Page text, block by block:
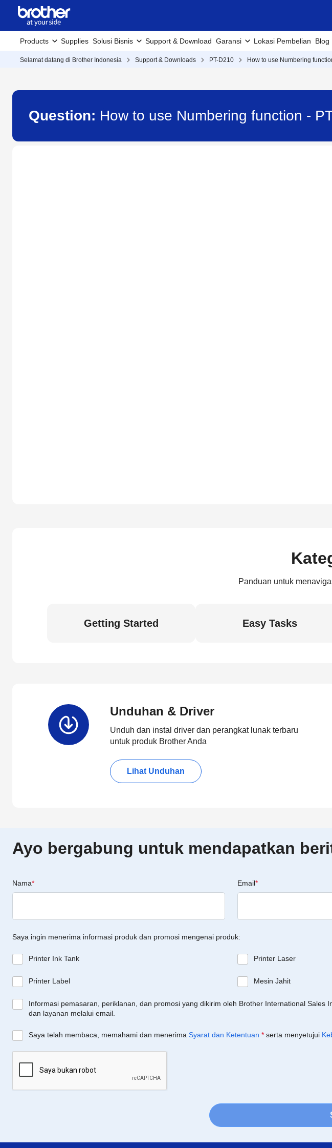
Products Supplies Solusi Bisnis Support & Download Garansi Lokasi Pembelian Blog
Selamat datang di Brother Indonesia Support & Downloads PT-D210 How to use Numbering
Question: How to use Numbering function -
Panduan untuk
Getting Started Easy Tasks
Unduhan & Driver
Unduh dan instal driver dan perangkat lunak terbaru
untuk produk Brother Anda
Lihat Unduhan
Ayo bergabung untuk mendapatkan
Nama* Email*
Saya ingin menerima informasi produk dan promosi mengenai produk:
Printer Ink Tank Printer Laser
Printer Label Mesin Jahit
Informasi pemasaran, periklanan, dan promosi yang dikirim oleh Brother International
dan layanan melalui email.
Saya telah membaca, memahami dan menerima Syarat dan Ketentuan * serta menyetujui